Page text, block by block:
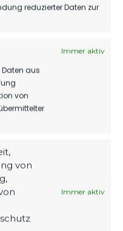
reduzierter Daten zur
Immer aktiv
aus
von
von
Immer aktiv
JACOBI!